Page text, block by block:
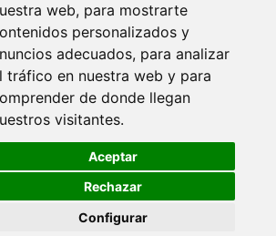
web, para mostrarte
personalizados y
adecuados, para analizar
tráfico en nuestra web y para
de donde llegan
visitantes.
Aceptar
Rechazar
Configurar
DE PAGO ACEPTADOS
ByteLogic
🍪